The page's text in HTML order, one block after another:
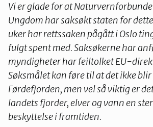
Vi er glade for at
Ungdom har saksøkt staten for
uker har rettssaken pågått i Oslo
fulgt spent med. Saksøkerne har
myndigheter har feiltolket EU-
Søksmålet kan føre til at det ikke
Førdefjorden, men vel så viktig er
landets fjorder, elver og vann en
beskyttelse i framtiden.